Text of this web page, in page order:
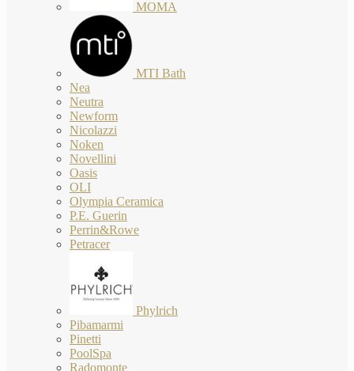
MOMA
MTI Bath
Nea
Neutra
Newform
Nicolazzi
Noken
Novellini
Oasis
OLI
Olympia Ceramica
P.E. Guerin
Perrin&Rowe
Petracer
Phylrich
Pibamarmi
Pinetti
PoolSpa
Radomonte